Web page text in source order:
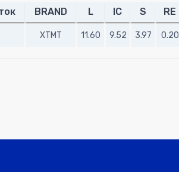
BRAND L IC S RE
XTMT 11.60 9.52 3.97 0.20